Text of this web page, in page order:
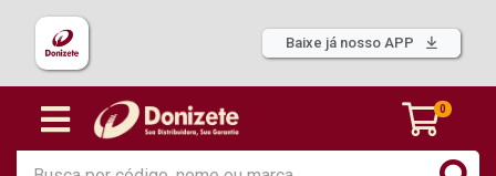
Baixe já nosso APP
0